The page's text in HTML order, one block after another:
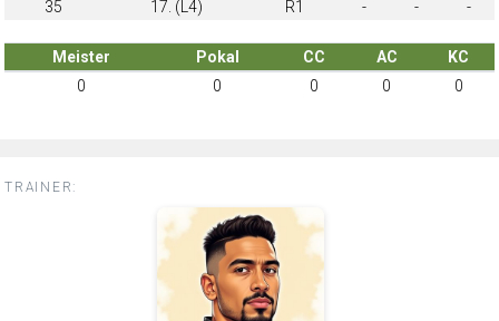
35
17. (L4) R1 - - -
Meister Pokal CC AC
KC
0
0 0 0 0
TRAINER: